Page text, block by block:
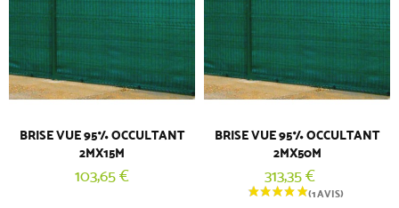
BRISE VUE 95% OCCULTANT
2MX15M
103,65 €
BRISE VUE 95% OCCULTANT
2MX50M
313,35 €